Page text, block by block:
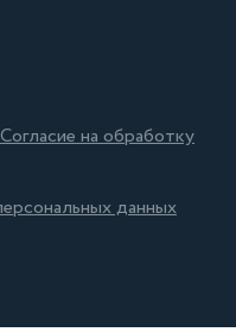
на обработку
данных